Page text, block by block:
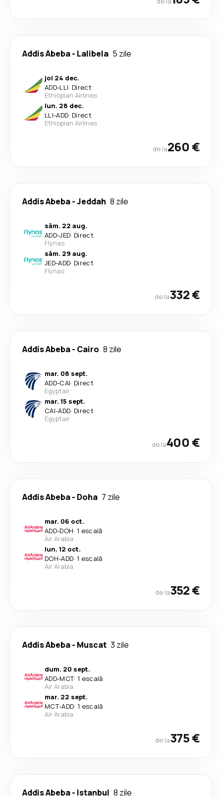
Addis Abeba- Lalibela 5 zile
joi 24 dec.
ADD-LLI· Direct
Ethiopian Airlines
lun. 28 dec.
LLI-ADD· Direct
Ethiopian Airlines
de la260 €
Addis Abeba-Jeddah 8 zile
sâm. 22 aug.
ADD-JED· Direct
Flynas
sâm. 29 aug.
JED-ADD· Direct
Flynas
de la332 €
Addis Abeba- Cairo 8 zile
mar. 08 sept.
ADD-CAI· Direct
Egyptair
mar. 15 sept.
CAI-ADD· Direct
Egyptair
de la400 €
Addis Abeba- Doha 7 zile
mar. 06 oct.
ADD-DOH· 1 escală
Air Arabia
lun. 12 oct.
DOH-ADD· 1 escală
Air Arabia
de la352 €
Addis Abeba- Muscat 3 zile
dum. 20 sept.
ADD-MCT· 1 escală
Air Arabia
mar. 22 sept.
MCT-ADD· 1 escală
Air Arabia
de la375 €
Addis Abeba- Istanbul 8 zile